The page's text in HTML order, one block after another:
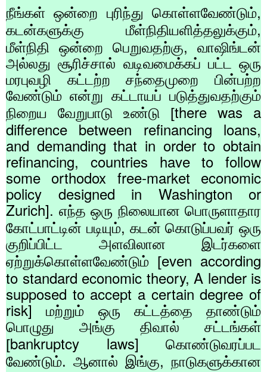
நீங்கள் ஒன்றை புரிந்து கொள்ளவேண்டும்,
கடன்களுக்கு மீள்நிதியளித்தலுக்கும்,
மீள்நிதி ஒன்றை பெறுவதற்கு,
வாஷிங்டன்
அல்லது சூரிச்சால் வடிவமைக்கப் பட்ட ஒரு
மரபுவழி கட்டற்ற சந்தைமுறை பின்பற்ற
வேண்டும் என்று கட்டாயப் படுத்துவதற்கும்
நிறைய வேறுபாடு உண்டு [there was a
difference between refinancing loans,
and demanding that in order to obtain
refinancing, countries have to follow
some orthodox free-market economic
policy designed in Washington or
Zurich]. எந்த ஒரு நிலையான பொருளாதார
கோட்பாட்டின் படியும், கடன் கொடுப்பவர் ஒரு
குறிப்பிட்ட அளவிலான இடர்களை
ஏற்றுக்கொள்ளவேண்டும் [even according
to standard economic theory, A lender is
supposed to accept a certain degree of
risk]மற்றும் ஒரு கட்டத்தை தாண்டும்
பொழுது அங்கு திவால் சட்டங்கள்
[bankruptcy laws]
கொண்டுவரப்பட
வேண்டும். ஆனால் இங்கு, நாடுகளுக்கான